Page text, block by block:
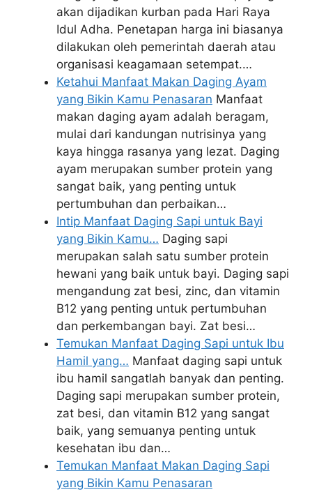
akan dijadikan kurban pada Hari Raya
Idul Adha. Penetapan harga ini biasanya
dilakukan oleh pemerintah daerah atau
organisasi keagamaan setempat.…
Ketahui Manfaat Makan Daging Ayam
yang Bikin Kamu Penasaran Manfaat
makan daging ayam adalah beragam,
mulai dari kandungan nutrisinya yang
kaya hingga rasanya yang lezat. Daging
ayam merupakan sumber protein yang
sangat baik, yang penting untuk
pertumbuhan dan perbaikan…
Intip Manfaat Daging Sapi untuk Bayi
yang Bikin Kamu… Daging sapi
merupakan salah satu sumber protein
hewani yang baik untuk bayi. Daging sapi
mengandung zat besi, zinc, dan vitamin
B12 yang penting untuk pertumbuhan
dan perkembangan bayi. Zat besi…
Temukan Manfaat Daging Sapi untuk Ibu
Hamil yang… Manfaat daging sapi untuk
ibu hamil sangatlah banyak dan penting.
Daging sapi merupakan sumber protein,
zat besi, dan vitamin B12 yang sangat
baik, yang semuanya penting untuk
kesehatan ibu dan…
Temukan Manfaat Makan Daging Sapi
yang Bikin Kamu Penasaran